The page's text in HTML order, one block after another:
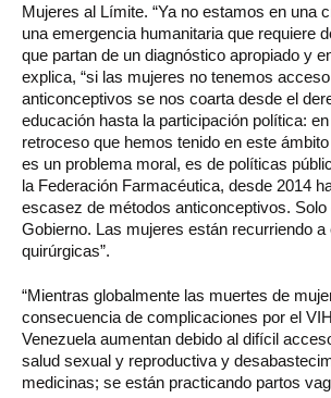
Mujeres al Límite. “Ya no estamos en una
una emergencia humanitaria que requiere
que partan de un diagnóstico apropiado y
explica, “si las mujeres no tenemos
anticonceptivos se nos coarta desde el
educación hasta la participación política:
retroceso que hemos tenido en este
es un problema moral, es de políticas
la Federación Farmacéutica, desde 2014
escasez de métodos anticonceptivos. Solo
Gobierno. Las mujeres están recurriendo a
quirúrgicas”.
“Mientras globalmente las muertes de
consecuencia de complicaciones por el
Venezuela aumentan debido al difícil
salud sexual y reproductiva y
medicinas; se están practicando partos